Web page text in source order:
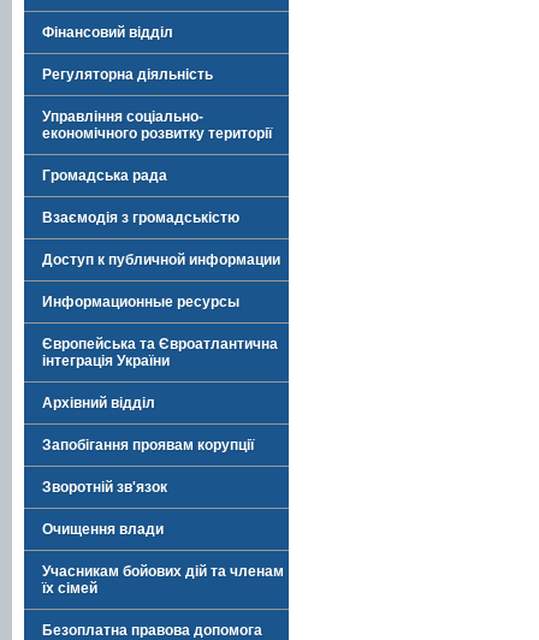
Фінансовий відділ
Регуляторна діяльність
Управління соціально-
економічного розвитку території
Громадська рада
Взаємодія з громадськістю
Доступ к публичной информации
Информационные ресурсы
Європейська та Євроатлантична
інтеграція України
Архівний відділ
Запобігання проявам корупції
Зворотній зв'язок
Очищення влади
Учасникам бойових дій та членам
їх сімей
Безоплатна правова допомога